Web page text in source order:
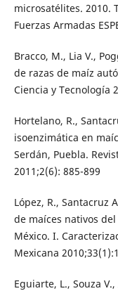
microsatélites. 2010.
Fuerzas Armadas
Bracco, M., Lia V.,
de razas de maíz
Ciencia y Tecnología
Hortelano, R.,
isoenzimática en
Serdán, Puebla.
2011;2(6): 885-899
López, R., Santacruz
de maíces nativos
México. I.
Mexicana
Eguiarte, L., Souza